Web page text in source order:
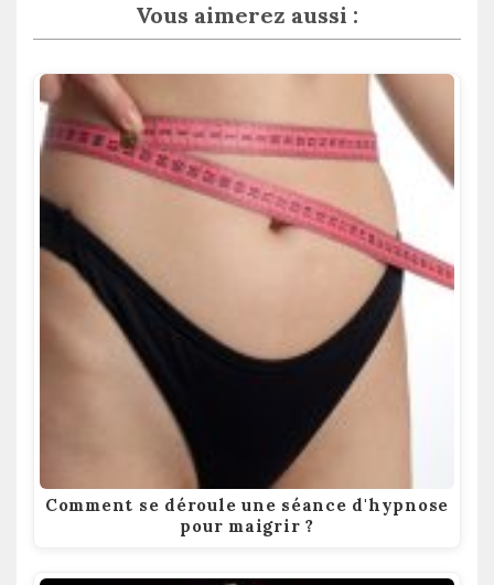
Vous aimerez aussi :
Comment se déroule une séance d'hypnose
pour maigrir ?